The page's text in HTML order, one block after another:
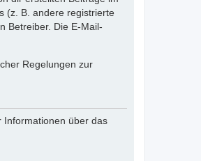
(z. B. andere registrierte
Betreiber. Die E-Mail-
Regelungen zur
Informationen über das